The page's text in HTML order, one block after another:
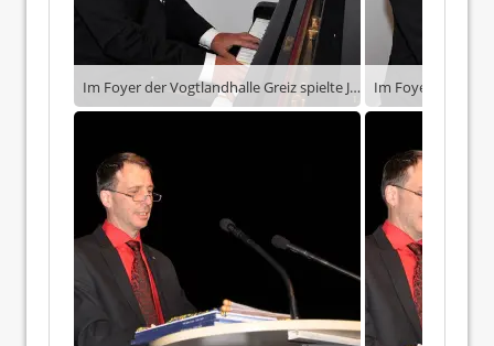
Im Foyer der Vogtlandhalle Greiz spielte Johannes Reiher auf dem Klavier